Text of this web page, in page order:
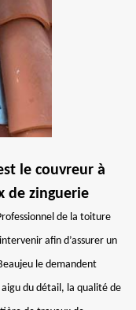
le couvreur à
de zinguerie
de la toiture
afin d’assurer un
le demandent
aigu du détail, la qualité de